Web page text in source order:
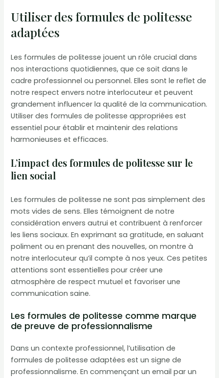
Utiliser des formules de politesse
adaptées
Les formules de politesse jouent un rôle crucial dans
nos interactions quotidiennes, que ce soit dans le
cadre professionnel ou personnel. Elles sont le reflet de
notre respect envers notre interlocuteur et peuvent
grandement influencer la qualité de la communication.
Utiliser des formules de politesse appropriées est
essentiel pour établir et maintenir des relations
harmonieuses et efficaces.
L’impact des formules de politesse sur le
lien social
Les formules de politesse ne sont pas simplement des
mots vides de sens. Elles témoignent de notre
considération envers autrui et contribuent à renforcer
les liens sociaux. En exprimant sa gratitude, en saluant
poliment ou en prenant des nouvelles, on montre à
notre interlocuteur qu’il compte à nos yeux. Ces petites
attentions sont essentielles pour créer une
atmosphère de respect mutuel et favoriser une
communication saine.
Les formules de politesse comme marque
de preuve de professionnalisme
Dans un contexte professionnel, l’utilisation de
formules de politesse adaptées est un signe de
professionnalisme. En commençant un email par un